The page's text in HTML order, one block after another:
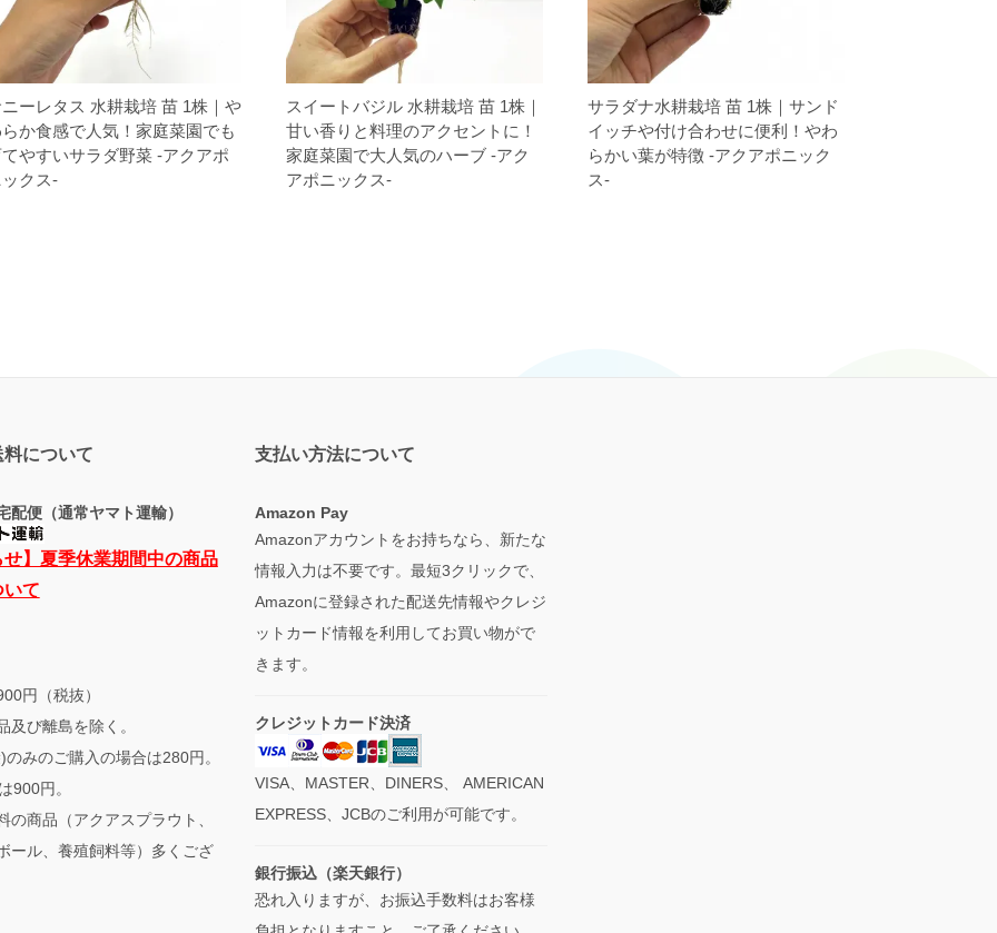
ーレタス 水耕栽培 苗 1株｜や
か食感で人気！家庭菜園でも
やすいサラダ野菜 -アクアポ
クス-
スイートバジル 水耕栽培 苗 1株｜
甘い香りと料理のアクセントに！
家庭菜園で大人気のハーブ -アク
アポニックス-
サラダナ水耕栽培 苗 1株｜サンド
イッチや付け合わせに便利！やわ
らかい葉が特徴 -アクアポニック
ス-
について
配便（通常ヤマト運輸）
】夏季休業期間中の商品
いて
円（税抜）
び離島を除く。
みのご購入の場合は280円。
900円。
商品（アクアスプラウト、
ール、養殖飼料等）多くござ
支払い方法について
Amazon Pay
Amazonアカウントをお持ちなら、新たな
情報入力は不要です。最短3クリックで、
Amazonに登録された配送先情報やクレジ
ットカード情報を利用してお買い物がで
きます。
クレジットカード決済
VISA、MASTER、DINERS、 AMERICAN
EXPRESS、JCBのご利用が可能です。
銀行振込（楽天銀行）
恐れ入りますが、お振込手数料はお客様